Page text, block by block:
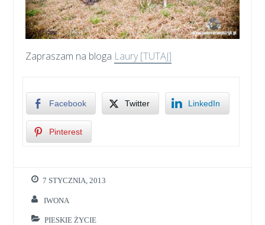
Zapraszam na bloga Laury [TUTAJ]
Facebook Twitter LinkedIn
Pinterest
7 STYCZNIA, 2013
IWONA
PIESKIE ŻYCIE